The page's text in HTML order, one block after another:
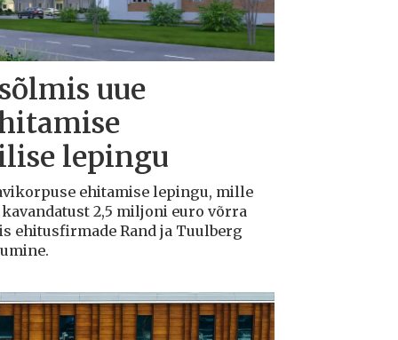
uue
lepingu
ehitamise lepingu, mille
2,5 miljoni euro võrra
ehitusfirmade Rand ja Tuulberg